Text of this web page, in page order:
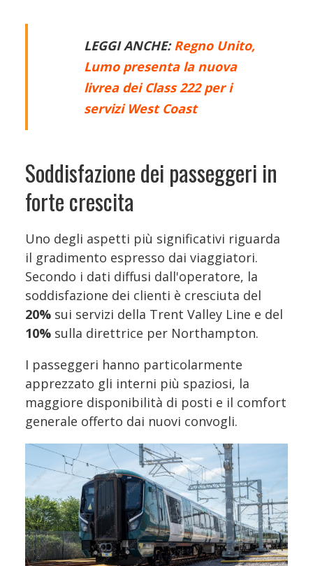
LEGGI ANCHE: Regno Unito,
Lumo presenta la nuova
livrea dei Class 222 per i
servizi West Coast
Soddisfazione dei passeggeri in
forte crescita
Uno degli aspetti più significativi riguarda
il gradimento espresso dai viaggiatori.
Secondo i dati diffusi dall'operatore, la
soddisfazione dei clienti è cresciuta del
20% sui servizi della Trent Valley Line e del
10% sulla direttrice per Northampton.
I passeggeri hanno particolarmente
apprezzato gli interni più spaziosi, la
maggiore disponibilità di posti e il comfort
generale offerto dai nuovi convogli.